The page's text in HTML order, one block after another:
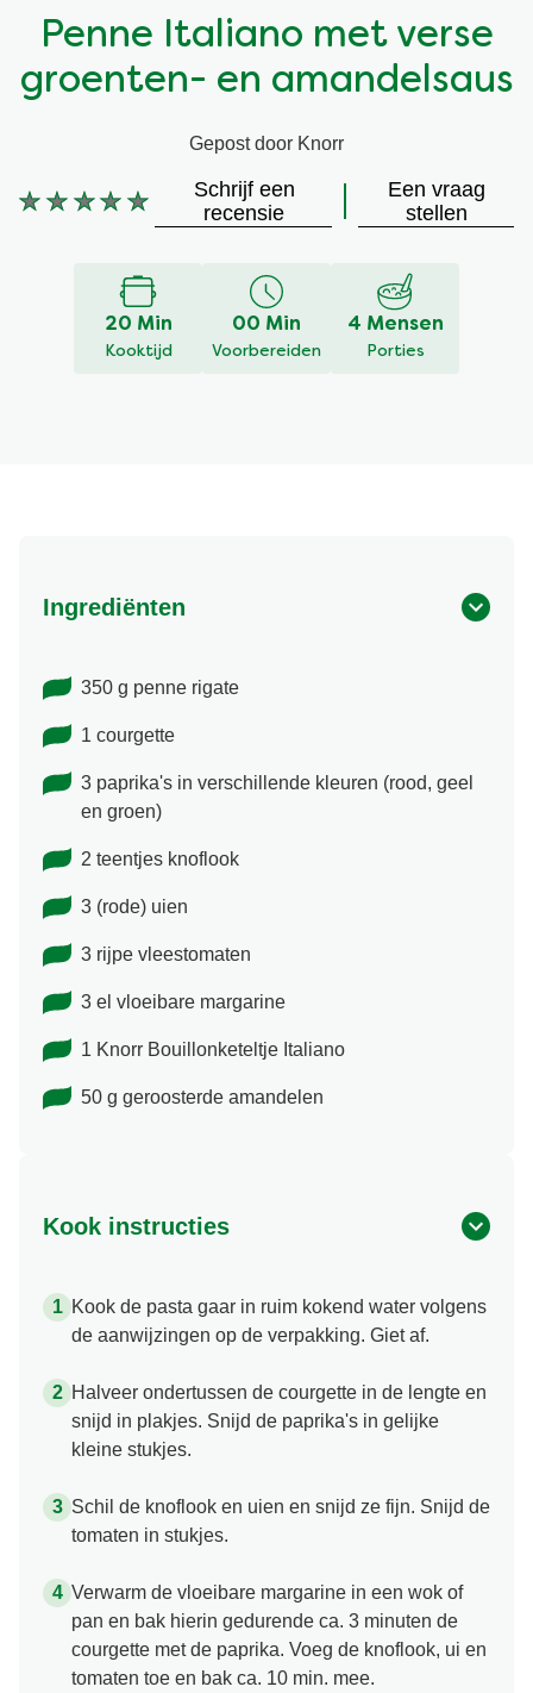
Vegetarisch
Kruiding
Penne Italiano met verse
groenten- en amandelsaus
Gepost door Knorr
Geen
Schrijf een
recensie
Een vraag
stellen
20 Min
Kooktijd
00 Min
Voorbereiden
4 Mensen
Porties
Ingrediënten
350 g penne rigate
1 courgette
3 paprika's in verschillende kleuren (rood, geel
en groen)
2 teentjes knoflook
3 (rode) uien
3 rijpe vleestomaten
3 el vloeibare margarine
1 Knorr Bouillonketeltje Italiano
50 g geroosterde amandelen
Kook instructies
Kook de pasta gaar in ruim kokend water volgens
de aanwijzingen op de verpakking. Giet af.
Halveer ondertussen de courgette in de lengte en
snijd in plakjes. Snijd de paprika's in gelijke
kleine stukjes.
Schil de knoflook en uien en snijd ze fijn. Snijd de
tomaten in stukjes.
Verwarm de vloeibare margarine in een wok of
pan en bak hierin gedurende ca. 3 minuten de
courgette met de paprika. Voeg de knoflook, ui en
tomaten toe en bak ca. 10 min. mee.